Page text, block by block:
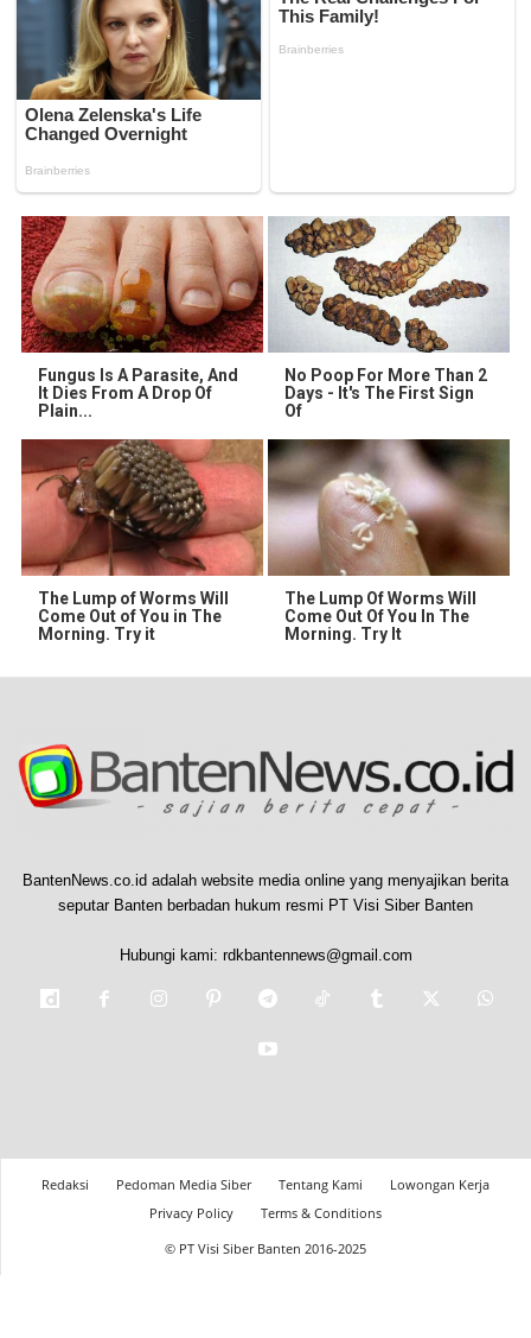
Fungus Is A Parasite, And
It Dies From A Drop Of
Plain...
No Poop For More Than 2
Days - It's The First Sign
Of
The Lump of Worms Will
Come Out of You in The
Morning. Try it
The Lump Of Worms Will
Come Out Of You In The
Morning. Try It
BantenNews.co.id adalah website media online yang menyajikan berita
seputar Banten berbadan hukum resmi PT Visi Siber Banten
Hubungi kami: rdkbantennews@gmail.com
Redaksi Pedoman Media Siber Tentang Kami
Lowongan Kerja
Privacy Policy
Terms & Conditions
© PT Visi Siber Banten 2016-2025